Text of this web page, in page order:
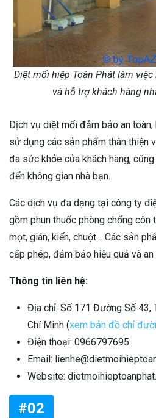
Diệt mối hiệp Toàn Phát làm
và hỗ trợ khách hàng
Dịch vụ diệt mối đảm bảo an
sử dụng các sản phẩm thân thiện
đa sức khỏe của khách hàng,
đến không gian nhà bạn.
Các dịch vụ đa dạng tại công ty
gồm phun thuốc phòng chống côn
mọt, gián, kiến, chuột… Các sản
cấp phép, đảm bảo hiệu quả và an
Thông tin liên hệ:
Địa chỉ: Số 171 Đường Số 43,
Chí Minh (xem bản đồ chỉ
Điện thoại: 0966797695
Email:
Website:
#02